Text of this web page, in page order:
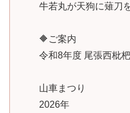
牛若丸が天狗に薙刀
🔶ご案内
令和8年度 尾張西枇
山車まつり
2026年